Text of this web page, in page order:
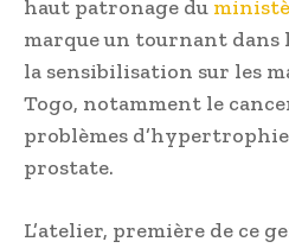
haut patronage du
marque un tournant
la sensibilisation sur les
Togo, notamment le
problèmes
prostate.
L’atelier, première de ce